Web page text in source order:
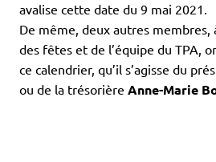
avalise cette date du 9 mai 2021.
De même, deux autres membres,
des fêtes et de l’équipe du TPA,
ce calendrier, qu’il s’agisse du
ou de la trésorière Anne-Marie